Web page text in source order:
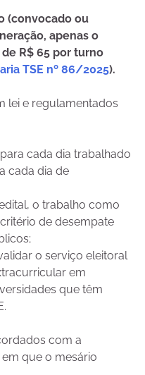
(convocado ou
apenas o
R$ 65 por turno
TSE nº 86/2025).
lei e regulamentados
cada dia trabalhado
cada dia de
o trabalho como
de desempate
o serviço eleitoral
em
que têm
com a
que o mesário